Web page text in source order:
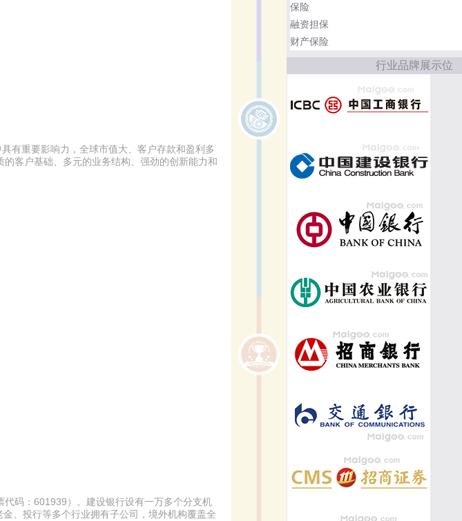
有重要影响力，全球市值大、客户存款和盈利多
客户基础、多元的业务结构、强劲的创新能力和
码：601939）。建设银行设有一万多个分支机
、投行等多个行业拥有子公司，境外机构覆盖全
保险
融资担保
财产保险
行业品牌展示位